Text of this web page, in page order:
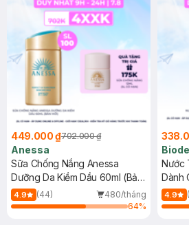
449.000 ₫702.000 ₫
Anessa
Sữa Chống Nắng Anessa
Dưỡng Da Kiềm Dầu 60ml (Bản
Mới)
4.9 (44)
480/tháng
64%
Nước
Dành
4.9